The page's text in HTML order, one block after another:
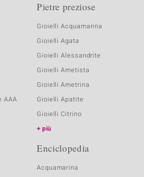
AAA
Pietre preziose
Gioielli Acquamarina
Gioielli Agata
Gioielli Alessandrite
Gioielli Ametista
Gioielli Ametrina
Gioielli Apatite
Gioielli Citrino
più
Enciclopedia
Acquamarina